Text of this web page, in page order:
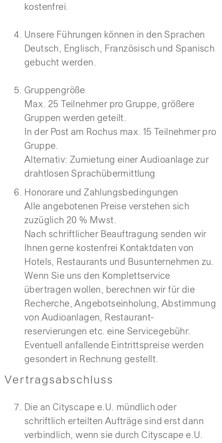
kostenfrei.
Unsere Führungen können in den Sprachen
Deutsch, Englisch, Französisch und Spanisch
gebucht werden.
Gruppengröße
Max. 25 Teilnehmer pro Gruppe, größere
Gruppen werden geteilt.
In der Post am Rochus max. 15 Teilnehmer pro
Gruppe.
Alternativ: Zumietung einer Audioanlage zur
drahtlosen Sprachübermittlung
Honorare und Zahlungsbedingungen
Alle angebotenen Preise verstehen sich
zuzüglich 20 % Mwst.
Nach schriftlicher Beauftragung senden wir
Ihnen gerne kostenfrei Kontaktdaten von
Hotels, Restaurants und Busunternehmen zu.
Wenn Sie uns den Komplettservice
übertragen wollen, berechnen wir für die
Recherche, Angebotseinholung, Abstimmung
von Audioanlagen, Restaurant-
reservierungen etc. eine Servicegebühr.
Eventuell anfallende Eintrittspreise werden
gesondert in Rechnung gestellt.
Vertragsabschluss
Die an Cityscape e.U. mündlich oder
schriftlich erteilten Aufträge sind erst dann
verbindlich, wenn sie durch Cityscape e.U.